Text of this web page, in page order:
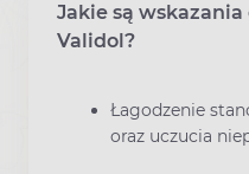
Jakie są
Validol?
Łagodzenie
oraz uczucia